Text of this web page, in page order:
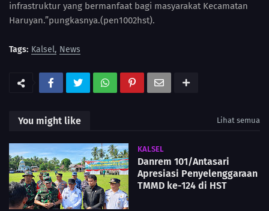
infrastruktur yang bermanfaat bagi masyarakat Kecamatan
Haruyan.”pungkasnya.(pen1002hst).
Tags: Kalsel News
You might like Lihat semua
KALSEL
Danrem 101/Antasari
Apresiasi Penyelenggaraan
TMMD ke-124 di HST